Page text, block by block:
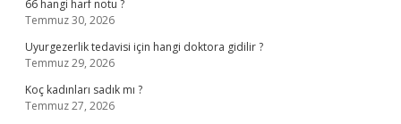
66 hangi harf notu ?
Temmuz 30, 2026
Uyurgezerlik tedavisi için hangi doktora gidilir ?
Temmuz 29, 2026
Koç kadınları sadık mı ?
Temmuz 27, 2026